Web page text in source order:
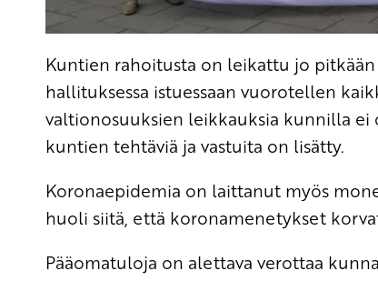
Kuntien rahoitusta on leikattu jo
hallituksessa istuessaan vuorotellen
valtionosuuksien leikkauksia kunnilla ei
kuntien tehtäviä ja vastuita on lisätty.
Koronaepidemia on laittanut myös
huoli siitä, että koronamenetykset
Pääomatuloja on alettava verottaa